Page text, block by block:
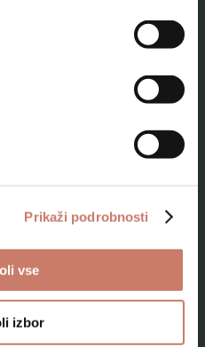
Prikaži podrobnosti
vse
izbor